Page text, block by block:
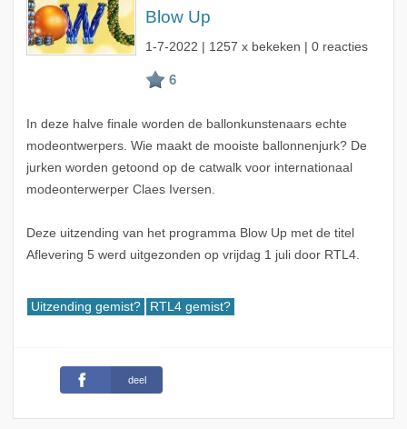
Blow Up
1-7-2022 | 1257 x bekeken | 0 reacties
In deze halve finale worden de ballonkunstenaars echte
modeontwerpers. Wie maakt de mooiste ballonnenjurk? De
jurken worden getoond op de catwalk voor internationaal
modeonterwerper Claes Iversen.
Deze uitzending van het programma Blow Up met de titel
Aflevering 5 werd uitgezonden op vrijdag 1 juli door RTL4.
Uitzending gemist? RTL4 gemist?
deel